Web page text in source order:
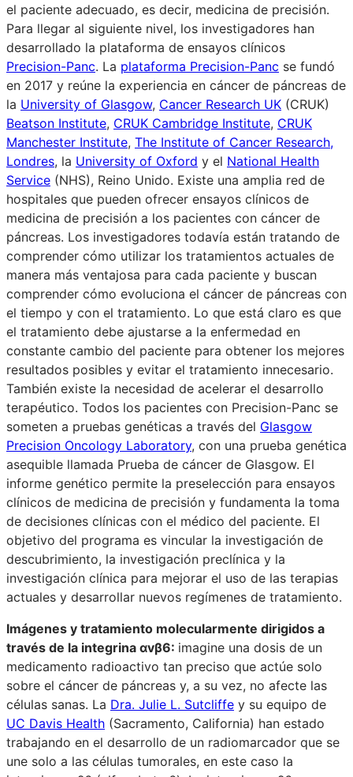
el paciente adecuado, es decir, medicina de precisión.
Para llegar al siguiente nivel, los investigadores han
desarrollado la plataforma de ensayos clínicos
Precision-Panc. La plataforma Precision-Panc se fundó
en 2017 y reúne la experiencia en cáncer de páncreas de
la University of Glasgow, Cancer Research UK (CRUK)
Beatson Institute, CRUK Cambridge Institute, CRUK
Manchester Institute, The Institute of Cancer Research,
Londres, la University of Oxford y el National Health
Service (NHS), Reino Unido. Existe una amplia red de
hospitales que pueden ofrecer ensayos clínicos de
medicina de precisión a los pacientes con cáncer de
páncreas. Los investigadores todavía están tratando de
comprender cómo utilizar los tratamientos actuales de
manera más ventajosa para cada paciente y buscan
comprender cómo evoluciona el cáncer de páncreas con
el tiempo y con el tratamiento. Lo que está claro es que
el tratamiento debe ajustarse a la enfermedad en
constante cambio del paciente para obtener los mejores
resultados posibles y evitar el tratamiento innecesario.
También existe la necesidad de acelerar el desarrollo
terapéutico. Todos los pacientes con Precision-Panc se
someten a pruebas genéticas a través del Glasgow
Precision Oncology Laboratory, con una prueba genética
asequible llamada Prueba de cáncer de Glasgow. El
informe genético permite la preselección para ensayos
clínicos de medicina de precisión y fundamenta la toma
de decisiones clínicas con el médico del paciente. El
objetivo del programa es vincular la investigación de
descubrimiento, la investigación preclínica y la
investigación clínica para mejorar el uso de las terapias
actuales y desarrollar nuevos regímenes de tratamiento.
Imágenes y tratamiento molecularmente dirigidos a
través de la integrina αvβ6: imagine una dosis de un
medicamento radioactivo tan preciso que actúe solo
sobre el cáncer de páncreas y, a su vez, no afecte las
células sanas. La Dra. Julie L. Sutcliffe y su equipo de
UC Davis Health (Sacramento, California) han estado
trabajando en el desarrollo de un radiomarcador que se
une solo a las células tumorales, en este caso la